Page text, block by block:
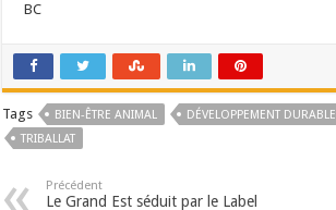
BC
Tags BIEN-ÊTRE ANIMAL DÉVELOPPEMENT DURABLE
TRIBALLAT
Précédent
Le Grand Est séduit par le Label